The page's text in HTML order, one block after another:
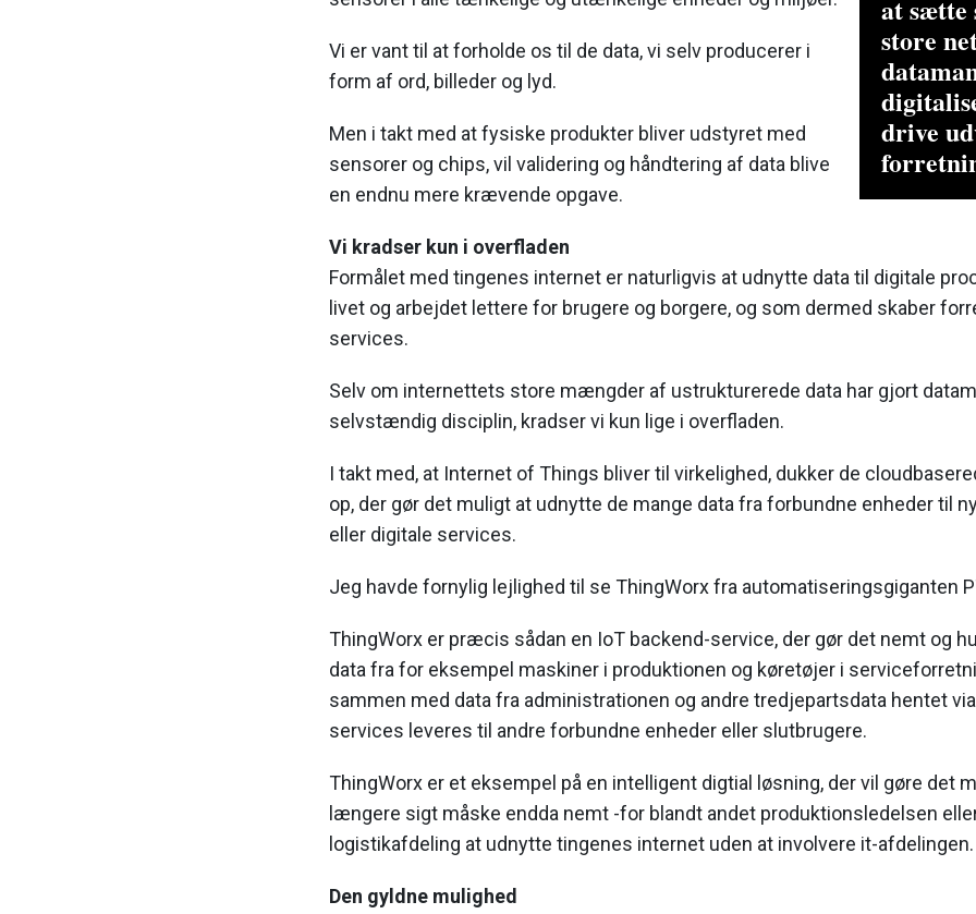
at sætte
store
drive
Vi er vant til at forholde os til de data, vi selv producerer i
form af ord, billeder og lyd.
Men i takt med at fysiske produkter bliver udstyret med
sensorer og chips, vil validering og håndtering af data blive
en endnu mere krævende opgave.
Vi kradser kun i overfladen
Formålet med tingenes internet er naturligvis at udnytte data til digitale
livet og arbejdet lettere for brugere og borgere, og som dermed skaber
services.
Selv om internettets store mængder af ustrukturerede data har gjort
selvstændig disciplin, kradser vi kun lige i overfladen.
I takt med, at Internet of Things bliver til virkelighed, dukker de
op, der gør det muligt at udnytte de mange data fra forbundne enheder til
eller digitale services.
Jeg havde fornylig lejlighed til se ThingWorx fra automatiseringsgiganten
ThingWorx er præcis sådan en IoT backend-service, der gør det nemt og
data fra for eksempel maskiner i produktionen og køretøjer i
sammen med data fra administrationen og andre tredjepartsdata hentet
services leveres til andre forbundne enheder eller slutbrugere.
ThingWorx er et eksempel på en intelligent digtial løsning, der vil gøre det
længere sigt måske endda nemt -for blandt andet produktionsledelsen
logistikafdeling at udnytte tingenes internet uden at involvere it-afdelingen.
Den gyldne mulighed